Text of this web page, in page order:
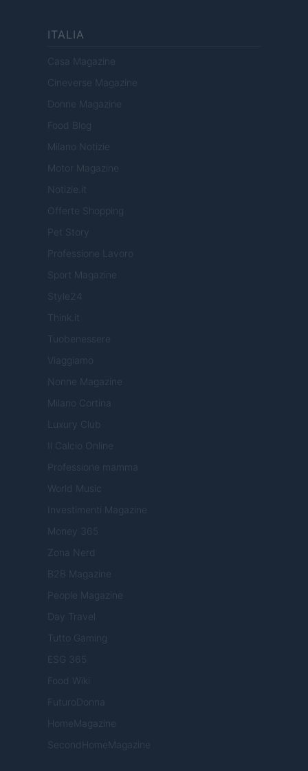
ITALIA
Casa Magazine
Cineverse Magazine
Donne Magazine
Food Blog
Milano Notizie
Motor Magazine
Notizie.it
Offerte Shopping
Pet Story
Professione Lavoro
Sport Magazine
Style24
Think.it
Tuobenessere
Viaggiamo
Nonne Magazine
Milano Cortina
Luxury Club
Il Calcio Online
Professione mamma
World Music
Investimenti Magazine
Money 365
Zona Nerd
B2B Magazine
People Magazine
Day Travel
Tutto Gaming
ESG 365
Food Wiki
FuturoDonna
HomeMagazine
SecondHomeMagazine